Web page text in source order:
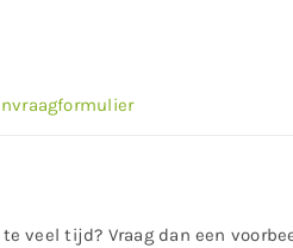
veel tijd? Vraag dan een